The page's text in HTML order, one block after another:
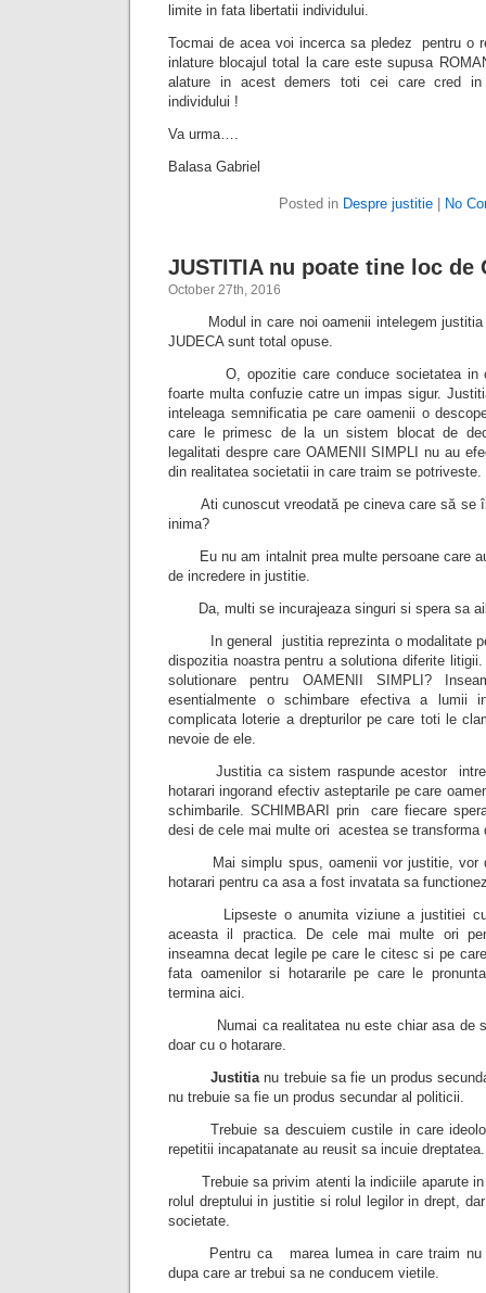
limite in fata libertatii individului.
Tocmai de acea voi incerca sa pledez pentru o
inlature blocajul total la care este supusa
alature in acest demers toti cei care cred in
individului !
Va urma….
Balasa Gabriel
Posted in Despre justitie| No
JUSTITIA nu poate tine loc de
October 27th, 2016
Modul in care noi oamenii intelegem justitia
JUDECA sunt total opuse.
O, opozitie care conduce societatea in
foarte multa confuzie catre un impas sigur.
inteleaga semnificatia pe care oamenii o
care le primesc de la un sistem blocat de
legalitati despre care OAMENII SIMPLI nu au
din realitatea societatii in care traim se potriveste.
Ati cunoscut vreodată pe cineva care să se
inima?
Eu nu am intalnit prea multe persoane care
de incredere in justitie.
Da, multi se incurajeaza singuri si spera sa
In general justitia reprezinta o modalitate pe
dispozitia noastra pentru a solutiona diferite
solutionare pentru OAMENII SIMPLI?
esentialmente o schimbare efectiva a lumii
complicata loterie a drepturilor pe care toti le
nevoie de ele.
Justitia ca sistem raspunde acestor
hotarari ingorand efectiv asteptarile pe care
schimbarile. SCHIMBARI prin care fiecare
desi de cele mai multe ori acestea se transforma
Mai simplu spus, oamenii vor justitie, vor
hotarari pentru ca asa a fost invatata sa
Lipseste o anumita viziune a justitiei cu
aceasta il practica. De cele mai multe ori
inseamna decat legile pe care le citesc si pe
fata oamenilor si hotararile pe care le
termina aici.
Numai ca realitatea nu este chiar asa de
doar cu o hotarare.
Justitianu trebuie sa fie un produs
nu trebuie sa fie un produs secundar al politicii.
Trebuie sa descuiem custile in care
repetitii incapatanate au reusit sa incuie dreptatea.
Trebuie sa privim atenti la indiciile aparute in
rolul dreptului in justitie si rolul legilor in drept,
societate.
Pentru ca marea lumea in care traim nu
dupa care ar trebui sa ne conducem vietile.